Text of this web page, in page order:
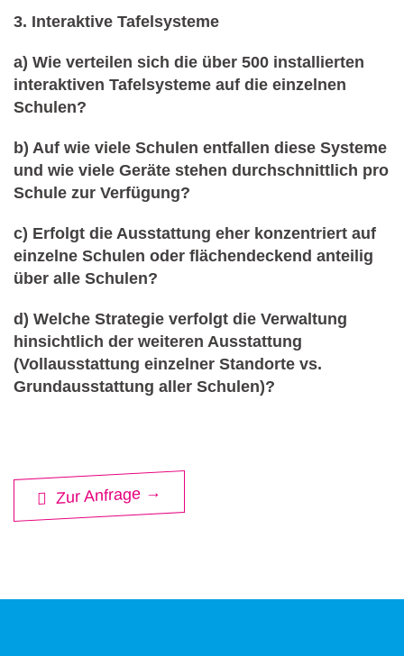
3. Interaktive Tafelsysteme
a) Wie verteilen sich die über 500 installierten
interaktiven Tafelsysteme auf die einzelnen
Schulen?
b) Auf wie viele Schulen entfallen diese Systeme
und wie viele Geräte stehen durchschnittlich pro
Schule zur Verfügung?
c) Erfolgt die Ausstattung eher konzentriert auf
einzelne Schulen oder flächendeckend anteilig
über alle Schulen?
d) Welche Strategie verfolgt die Verwaltung
hinsichtlich der weiteren Ausstattung
(Vollausstattung einzelner Standorte vs.
Grundausstattung aller Schulen)?
Zur Anfrage →